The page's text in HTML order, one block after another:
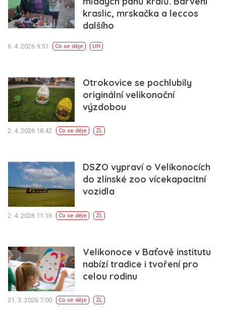
kraslic, mrskačka a leccos
dalšího
6. 4. 2026 9:51 Co se děje UH
Otrokovice se pochlubily
originální velikonoční
výzdobou
2. 4. 2026 18:42 Co se děje ZL
DSZO vypraví o Velikonocích
do zlínské zoo vícekapacitní
vozidla
2. 4. 2026 11:16 Co se děje ZL
Velikonoce v Baťově institutu
nabízí tradice i tvoření pro
celou rodinu
31. 3. 2026 7:00 Co se děje ZL